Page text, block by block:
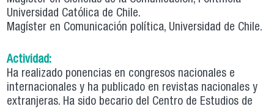
Universidad Católica de Chile.
Magíster en Comunicación política, Universidad de Chile.
Actividad:
Ha realizado ponencias en congresos nacionales e
internacionales y ha publicado en revistas nacionales y
extranjeras. Ha sido becario del Centro de Estudios de